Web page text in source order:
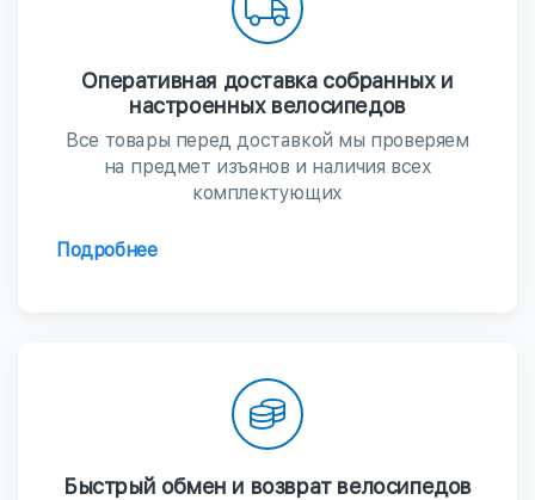
Оперативная доставка собранных и
настроенных велосипедов
Все товары перед доставкой мы проверяем
на предмет изъянов и наличия всех
комплектующих
Подробнее
Быстрый обмен и возврат велосипедов